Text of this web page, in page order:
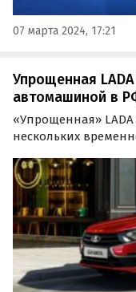
07 марта 2024, 17:21
Упрощенная
автомашиной в
«Упрощенная»
нескольких
сентября 2022 года.
«Автоновости дня».